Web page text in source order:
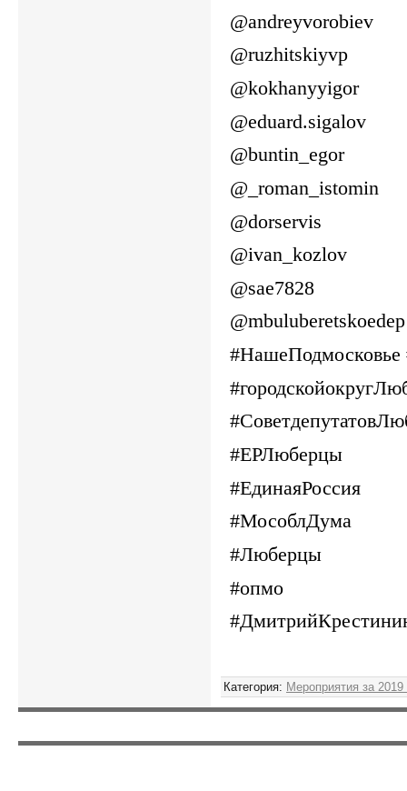
@andreyvorobiev
@ruzhitskiyvp
@kokhanyyigor
@eduard.sigalov
@buntin_egor
@_roman_istomin
@dorservis
@ivan_kozlov
@sae7828
@mbuluberetskoedep
#ЕРЛюберцы
#ЕдинаяРоссия
#МособлДума
#Люберцы
#опмо
Категория: Мероприятия за 2019